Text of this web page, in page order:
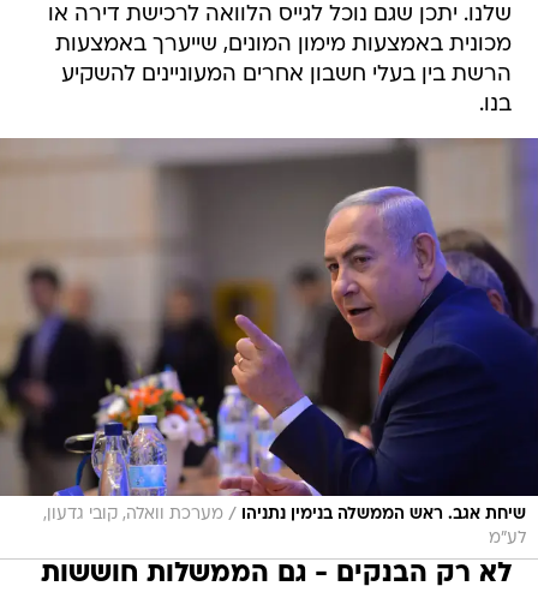
שלנו. יתכן שגם נוכל לגייס הלוואה לרכישת דירה או
מכונית באמצעות מימון המונים, שייערך באמצעות
הרשת בין בעלי חשבון אחרים המעוניינים להשקיע
בנו.
שיחת אגב. ראש הממשלה בנימין נתניהו / מערכת וואלה, קובי גדעון,
לע"מ
לא רק הבנקים - גם הממשלות חוששות